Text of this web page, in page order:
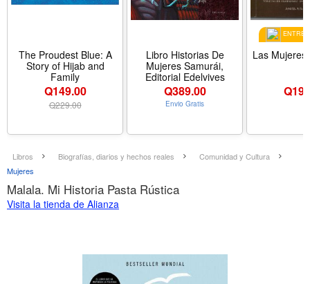
The Proudest Blue: A
Story of Hijab and
Family
Q149.00
Q229.00
Libro Historias De
Mujeres Samurái,
Editorial Edelvives
Q389.00
Envio Gratis
Las Mujeres
Q
Libros Biografías, diarios y hechos reales
Comunidad y Cultura
Mujeres
Malala. Mi Historia Pasta Rústica
Visita la tienda de Alianza